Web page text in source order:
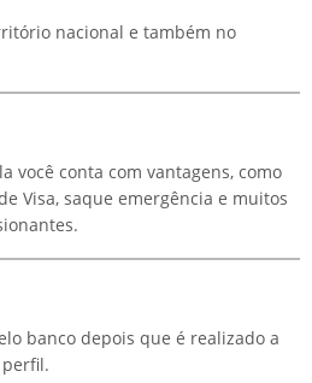
nacional e também no
você conta com vantagens, como
Visa, saque emergência e muitos
banco depois que é realizado a